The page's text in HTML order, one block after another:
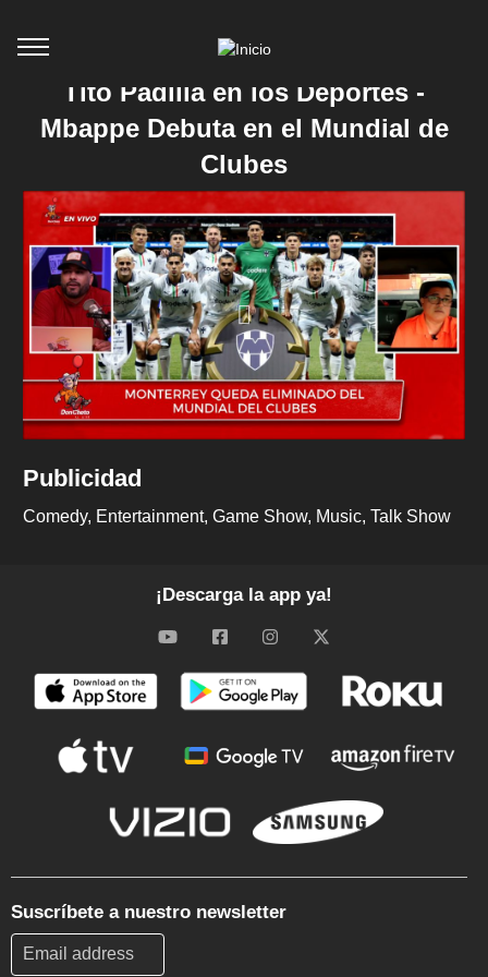
Tito Padilla en los Deportes -
Mbappe Debuta en el Mundial de
Clubes
Publicidad
Comedy Entertainment Game Show Music Talk Show
¡Descarga la app ya!
Suscríbete a nuestro newsletter